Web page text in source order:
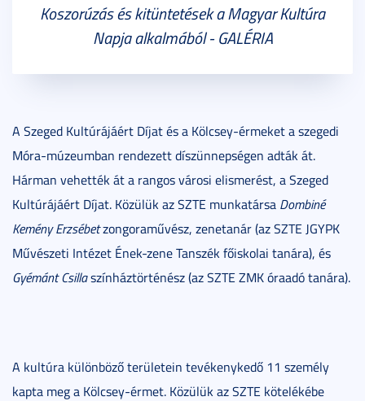
Koszorúzás és kitüntetések a Magyar Kultúra
Napja alkalmából - GALÉRIA
A Szeged Kultúrájáért Díjat és a Kölcsey-érmeket a szegedi
Móra-múzeumban rendezett díszünnepségen adták át.
Hárman vehették át a rangos városi elismerést, a Szeged
Kultúrájáért Díjat. Közülük az SZTE munkatársa Dombiné
Kemény Erzsébetzongoraművész, zenetanár (az SZTE JGYPK
Művészeti Intézet Ének-zene Tanszék főiskolai tanára), és
Gyémánt Csillaszínháztörténész (az SZTE ZMK óraadó tanára).
A kultúra különböző területein tevékenykedő 11 személy
kapta meg a Kölcsey-érmet. Közülük az SZTE kötelékébe